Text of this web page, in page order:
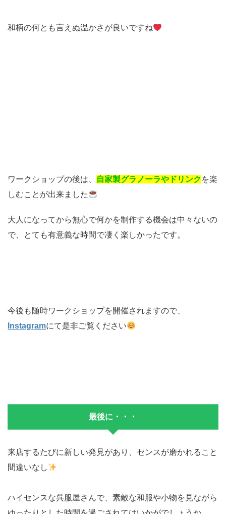
和柄の何とも言えぬ温かさが良いですね
ワークショップの後は、 自家製グラノーラやドリンク を楽
しむことが出来ました
大人になってから無心で何かを制作する機会は中々ないの
で、とても有意義な時間で凄く楽しかったです。
今後も随時ワークショップを開催されますので、
Instagramにて是非ご覧ください
最後に・・・
来店するたびに新しい発見があり、センスが磨かれること
間違いなし
ハイセンスな呉服屋さんで、素敵な和服や小物を見ながら